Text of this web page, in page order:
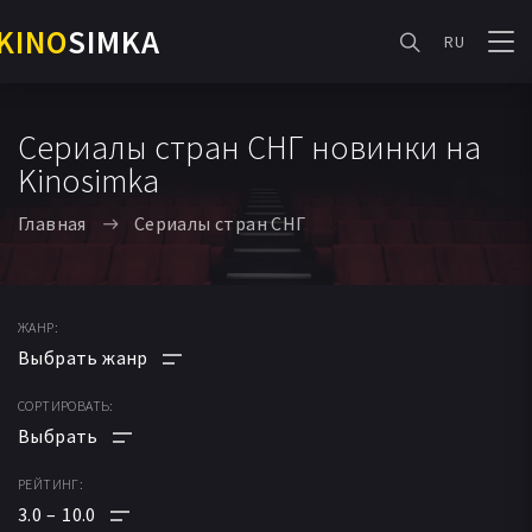
SIMKA RU
Сериалы стран СНГ новинки на
Kinosimka
Главная Сериалы стран СНГ
ЖАНР:
АНИМЕ
ФАНТАСТИКА
СОРТИРОВАТЬ:
ПО РЕЙТИНГУ
РЕЙТИНГ:
3.0 10.0